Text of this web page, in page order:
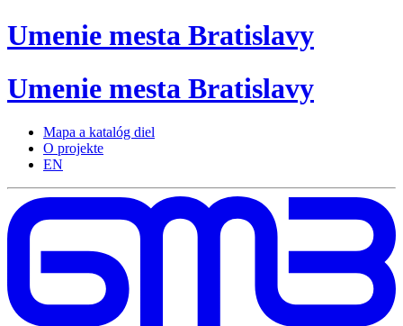
Umenie mesta Bratislavy
Umenie mesta Bratislavy
Mapa a katalóg diel
O projekte
EN